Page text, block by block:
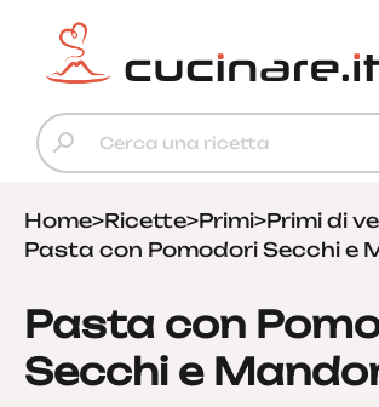
Home>Ricette>Primi>Primi di
Pasta con Pomodori Secchi e
Pasta con
Secchi e